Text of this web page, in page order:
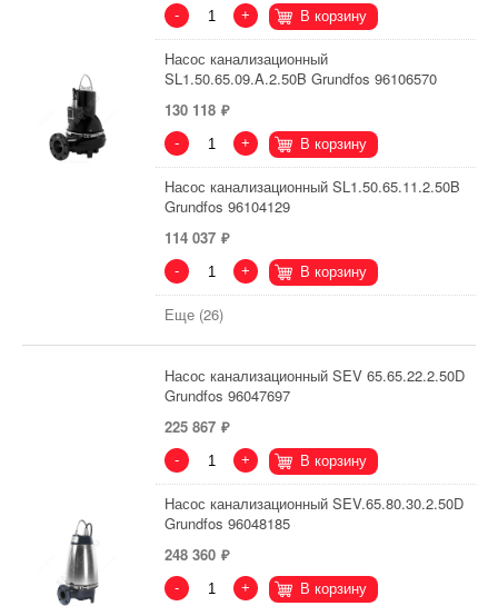
- + В корзину
Насос канализационный
SL1.50.65.09.A.2.50B Grundfos 96106570
130 118
- + В корзину
Насос канализационный SL1.50.65.11.2.50B
Grundfos 96104129
114 037
- + В корзину
Еще (26)
Насос канализационный SEV 65.65.22.2.50D
Grundfos 96047697
225 867
- + В корзину
Насос канализационный SEV.65.80.30.2.50D
Grundfos 96048185
248 360
- + В корзину